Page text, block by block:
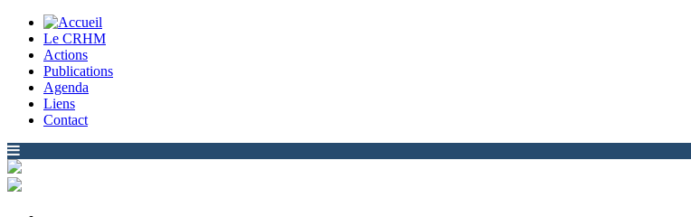
Le CRHM
Actions
Publications
Agenda
Liens
Contact